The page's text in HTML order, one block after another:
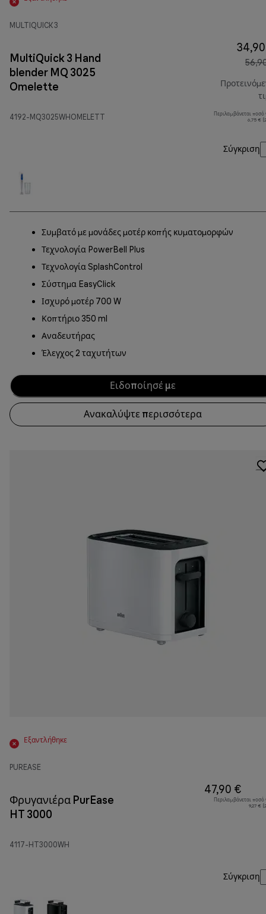
MULTIQUICK 3
MultiQuick 3 Hand
blender MQ 3025
Omelette
4192-MQ3025WHOMELETT
Περιλαμβάνεται
6,75 €
Σύγκριση
Συμβατό με μονάδες μοτέρ κοπής κυματομορφών
Τεχνολογία PowerBell Plus
Τεχνολογία SplashControl
Σύστημα EasyClick
Ισχυρό μοτέρ 700 W
Κοπτήριο 350 ml
Αναδευτήρας
Έλεγχος 2 ταχυτήτων
Ειδοποίησέ με
Ανακαλύψτε περισσότερα
Εξαντλήθηκε
PUREASE
Φρυγανιέρα PurEase
HT 3000
4117-HT3000WH
47,90 €
Περιλαμβάνεται
9,27 €
Σύγκριση